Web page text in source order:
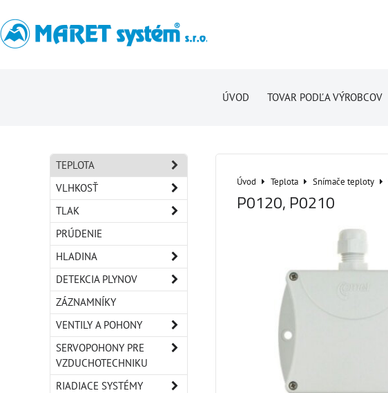
ÚVOD TOVAR PODĽA VÝROBCOV
Úvod Teplota Snímače teploty
P0120, P0210
TEPLOTA
VLHKOSŤ
TLAK
PRÚDENIE
HLADINA
DETEKCIA PLYNOV
ZÁZNAMNÍKY
VENTILY A POHONY
SERVOPOHONY PRE
VZDUCHOTECHNIKU
RIADIACE SYSTÉMY